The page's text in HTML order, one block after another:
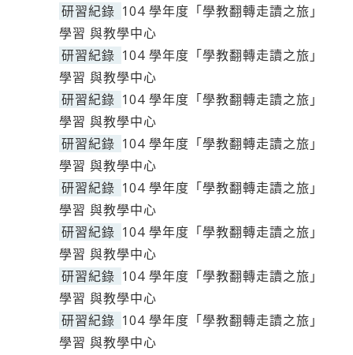
研習紀錄 104 學年度「學教翻轉走讀之旅」
學習 與教學中心
研習紀錄 104 學年度「學教翻轉走讀之旅」
學習 與教學中心
研習紀錄 104 學年度「學教翻轉走讀之旅」
學習 與教學中心
研習紀錄 104 學年度「學教翻轉走讀之旅」
學習 與教學中心
研習紀錄 104 學年度「學教翻轉走讀之旅」
學習 與教學中心
研習紀錄 104 學年度「學教翻轉走讀之旅」
學習 與教學中心
研習紀錄 104 學年度「學教翻轉走讀之旅」
學習 與教學中心
研習紀錄 104 學年度「學教翻轉走讀之旅」
學習 與教學中心